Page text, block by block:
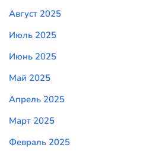
Август 2025
Июль 2025
Июнь 2025
Май 2025
Апрель 2025
Март 2025
Февраль 2025